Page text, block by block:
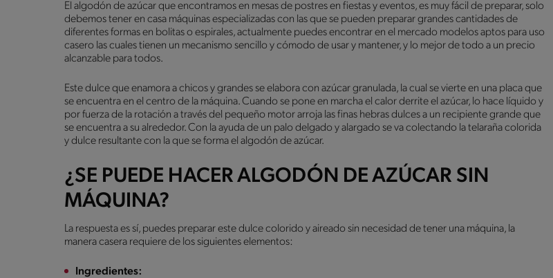
El algodón de azúcar que encontramos en mesas de postres en fiestas y eventos, es muy fácil de preparar, solo
debemos tener en casa máquinas especializadas con las que se pueden preparar grandes cantidades de
diferentes formas en bolitas o espirales, actualmente puedes encontrar en el mercado modelos aptos para uso
casero las cuales tienen un mecanismo sencillo y cómodo de usar y mantener, y lo mejor de todo a un precio
alcanzable para todos.
Este dulce que enamora a chicos y grandes se elabora con azúcar granulada, la cual se vierte en una placa que
se encuentra en el centro de la máquina. Cuando se pone en marcha el calor derrite el azúcar, lo hace líquido y
por fuerza de la rotación a través del pequeño motor arroja las finas hebras dulces a un recipiente grande que
se encuentra a su alrededor. Con la ayuda de un palo delgado y alargado se va colectando la telaraña colorida
y dulce resultante con la que se forma el algodón de azúcar.
¿SE PUEDE HACER ALGODÓN DE AZÚCAR SIN
MÁQUINA?
La respuesta es sí, puedes preparar este dulce colorido y aireado sin necesidad de tener una máquina, la
manera casera requiere de los siguientes elementos:
Ingredientes: